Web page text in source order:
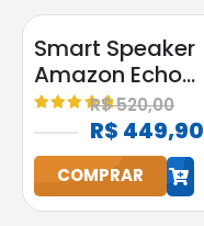
h
Smart Speaker
Amazon Echo
Pop Alexa
Original Preta
Bluetooth
out of 5
R$520,00
R$ 449,90
COMPRAR